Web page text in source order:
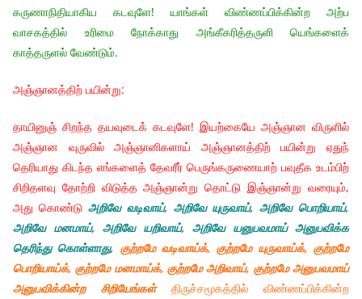
கருணாநிதியாகிய கடவுளே! யாங்கள் விண்ணப்பிக்கின்ற அற்ப
வாசகத்தில் உரிமை நோக்காது அங்கீகரித்தருளி யெங்களைக்
காத்தருளல் வேண்டும்.
அஞ்ஞானத்திற் பயின்று:
தாயினுஞ் சிறந்த தயவுடைக் கடவுளே! இயற்கையே அஞ்ஞான விருளில்
அஞ்ஞான வுருவில் அஞ்ஞானிகளாய் அஞ்ஞானத்திற் பயின்று ஏதுந்
தெரியாது கிடந்த எங்களைத் தேவரீர் பெருங்கருணையாற் பவுதீக உடம்பிற்
சிறிதளவு தோற்றி விடுத்த அஞ்ஞான்று தொட்டு இஞ்ஞான்று வரையும்,
அது கொண்டு அறிவே வடிவாய், அறிவே யுருவாய், அறிவே பொறியாய்,
அறிவே மனமாய், அறிவே யறிவாய், அறிவே யனுபவமாய் அனுபவிக்க
தெரிந்து கொள்ளாது, குற்றமே வடிவாய்க், குற்றமே யுருவாய்க், குற்றமே
பொறியாய்க், குற்றமே மனமாய்க், குற்றமே அறிவாய், குற்றமே அனுபவமாய்
அனுபவிக்கின்ற சிறியேங்கள்
திருச்சமூகத்தில் விண்ணப்பிக்கின்ற